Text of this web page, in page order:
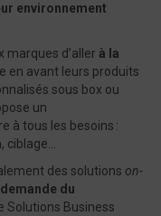
environnement
marques d’aller à la
en avant leurs produits
sous box ou
un
à tous les besoins :
ciblage…
des solutions on-
du
Solutions Business